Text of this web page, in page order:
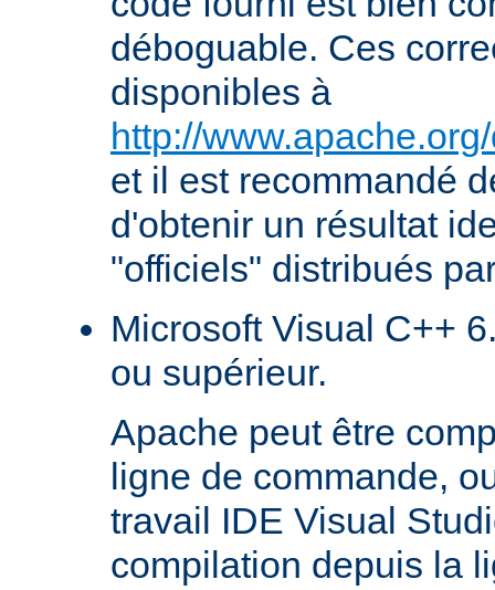
déboguable. Ces
disponibles à
http://
et il est recommandé
d'obtenir un résultat
"officiels" distribués
Microsoft Visual C++
ou supérieur.
Apache peut être
ligne de commande,
travail IDE Visual
compilation depuis la